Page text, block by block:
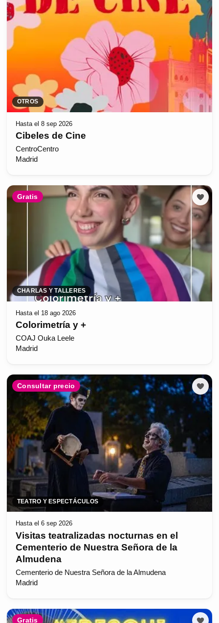
OTROS
Hasta el 8 sep 2026
Cibeles de Cine
CentroCentro
Madrid
Gratis
CHARLAS Y TALLERES
Hasta el 18 ago 2026
Colorimetría y +
COAJ Ouka Leele
Madrid
Consultar precio
TEATRO Y ESPECTÁCULOS
Hasta el 6 sep 2026
Visitas teatralizadas nocturnas en el
Cementerio de Nuestra Señora de la
Almudena
Cementerio de Nuestra Señora de la Almudena
Madrid
Gratis